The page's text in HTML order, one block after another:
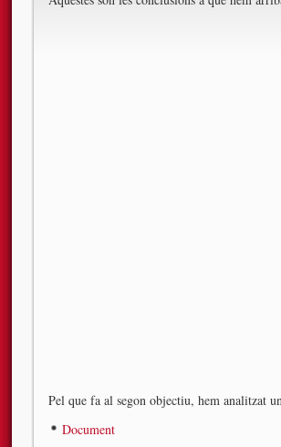
Pel que fa al segon objectiu, hem analitzat
Document